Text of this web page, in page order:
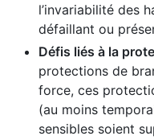
l’invariabilité des
défaillant ou
Défis liés à la
protections de
force, ces
(au moins
sensibles soient